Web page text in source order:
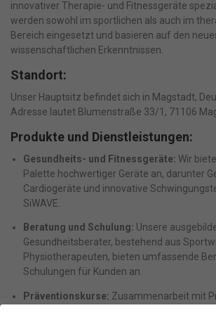
innovativer Therapie- und Fitnessgeräte
werden sowohl im sportlichen als auch im
Bereich eingesetzt und basieren auf den
wissenschaftlichen Erkenntnissen.
Standort:
Unser Hauptsitz befindet sich in Magstadt,
Adresse lautet Blumenstraße 33/1, 71106
Produkte und Dienstleistungen:
Gesundheits- und Fitnessgeräte: Wir
Palette hochwertiger Geräte an, darunter
Cardiogeräte und innovative
SiWAVE.
Beratung und Schulung: Unsere
Gesundheitsberater, bestehend aus
Physiotherapeuten, bieten umfassende
Schulungen für Kunden an.
Präventionskurse: Zusammenarbeit mit